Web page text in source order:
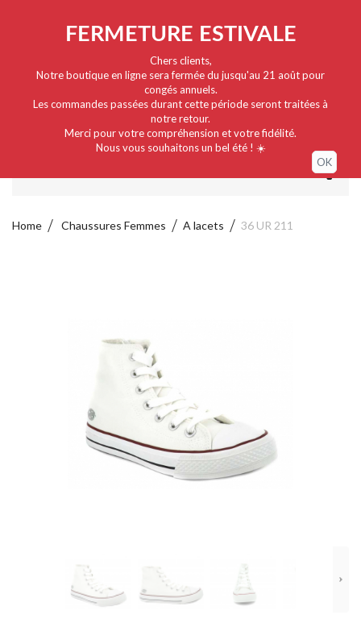
FERMETURE ESTIVALE
Chers clients,
Notre boutique en ligne sera fermée du jusqu'au 21 août pour
congés annuels.
Les commandes passées durant cette période seront traitées à
notre retour.
Merci pour votre compréhension et votre fidélité.
Nous vous souhaitons un bel été ! ☀️
OK
Home Chaussures Femmes A lacets 36 UR 211